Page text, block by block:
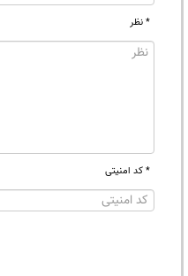
* نظر
* کد امنیتی